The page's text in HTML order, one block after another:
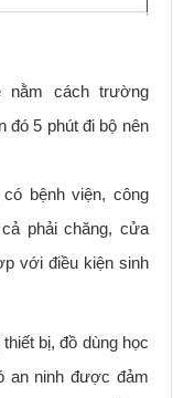
nằm cách trường
đó 5 phút đi bộ nên
bệnh viện, công
phải chăng, cửa
với điều kiện sinh
bị, đồ dùng học
an ninh được đảm